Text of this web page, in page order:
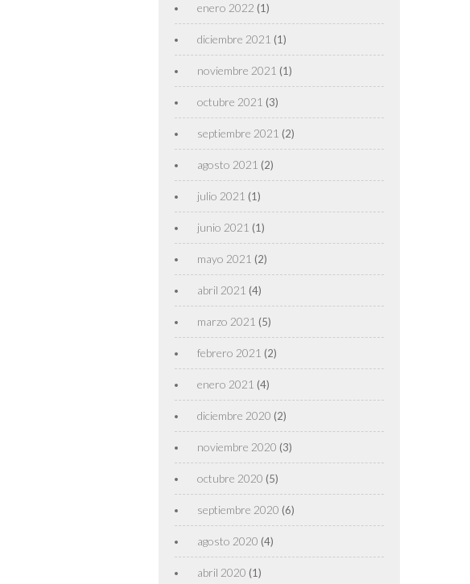
enero 2022 (1)
diciembre 2021 (1)
noviembre 2021 (1)
octubre 2021 (3)
septiembre 2021 (2)
agosto 2021 (2)
julio 2021 (1)
junio 2021 (1)
mayo 2021 (2)
abril 2021 (4)
marzo 2021 (5)
febrero 2021 (2)
enero 2021 (4)
diciembre 2020 (2)
noviembre 2020 (3)
octubre 2020 (5)
septiembre 2020 (6)
agosto 2020 (4)
abril 2020 (1)